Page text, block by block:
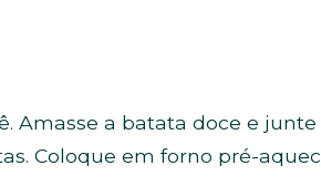
Amasse a batata doce e
Coloque em forno pré-